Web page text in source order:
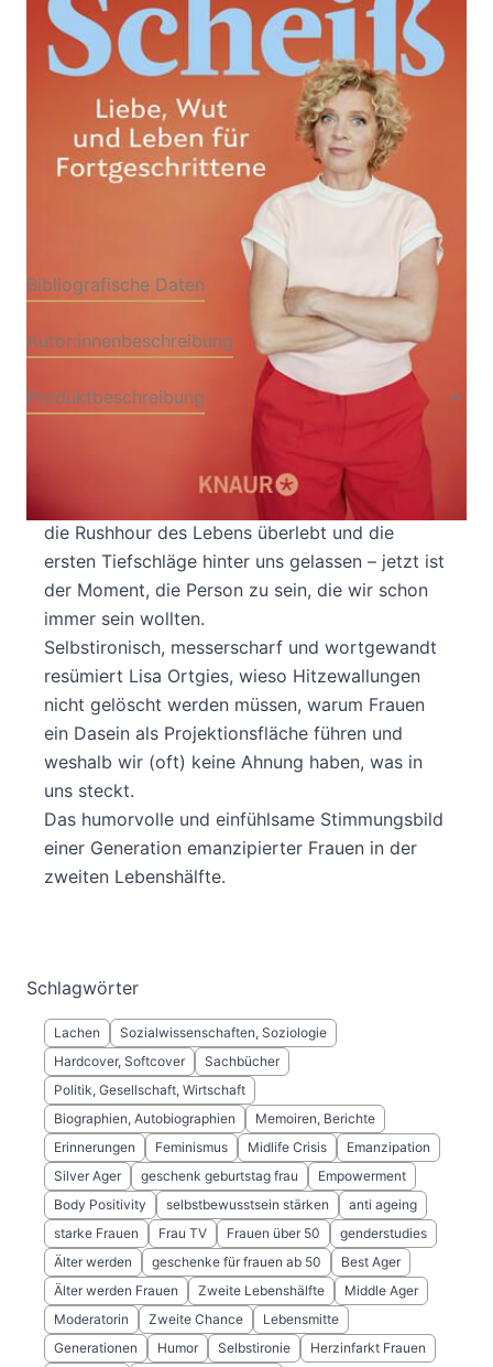
VonLisa Ortgies
Verlag: Knaur 02.09.2024
Buch 336 Seiten
Hardcover
ISBN: 978-3-
42644614-0
Bibliografische Daten
Autor:innenbeschreibung
Produktbeschreibung
Wenn wir Frauen in unserer Lebensmitte jedes
weitere Jahr feiern, statt auf graue Haare zu
warten, werden ungeahnte Kräfte frei! Wir haben
die Rushhour des Lebens überlebt und die
ersten Tiefschläge hinter uns gelassen – jetzt ist
der Moment, die Person zu sein, die wir schon
immer sein wollten.
Selbstironisch, messerscharf und wortgewandt
resümiert Lisa Ortgies, wieso Hitzewallungen
nicht gelöscht werden müssen, warum Frauen
ein Dasein als Projektionsfläche führen und
weshalb wir (oft) keine Ahnung haben, was in
uns steckt.
Das humorvolle und einfühlsame Stimmungsbild
einer Generation emanzipierter Frauen in der
zweiten Lebenshälfte.
Schlagwörter
Lachen
Sozialwissenschaften, Soziologie
Hardcover, Softcover
Sachbücher
Politik, Gesellschaft, Wirtschaft
Biographien, Autobiographien
Memoiren, Berichte
Erinnerungen
Feminismus Midlife Crisis
Emanzipation
Silver Ager
geschenk geburtstag frau
Empowerment
Body Positivity
selbstbewusstsein stärken
anti ageing
starke Frauen
Frau TV Frauen über 50
genderstudies
Älter werden
geschenke für frauen ab 50
Best Ager
Älter werden Frauen
Zweite Lebenshälfte
Middle Ager
Moderatorin
Zweite Chance
Lebensmitte
Generationen
Humor Selbstironie Herzinfarkt Frauen